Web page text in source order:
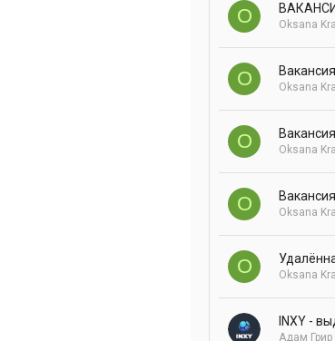
O Oksana
O Oksana
O Oksana
O Oksana
O Oksana
INXY -
Адам Грир